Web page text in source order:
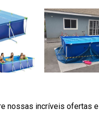
nossas incríveis ofertas e